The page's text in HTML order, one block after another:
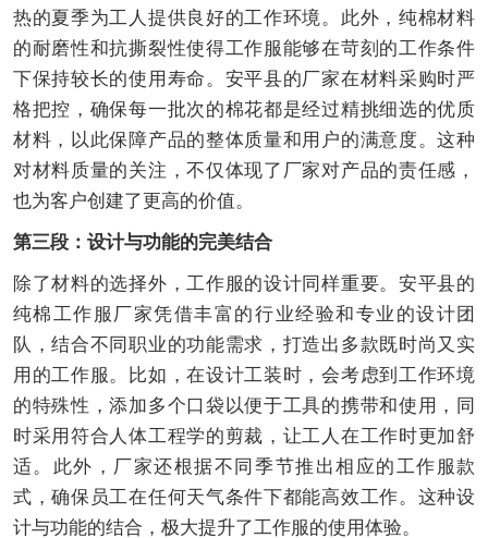
热的夏季为工人提供良好的工作环境。此外，纯棉材料
的耐磨性和抗撕裂性使得工作服能够在苛刻的工作条件
下保持较长的使用寿命。安平县的厂家在材料采购时严
格把控，确保每一批次的棉花都是经过精挑细选的优质
材料，以此保障产品的整体质量和用户的满意度。这种
对材料质量的关注，不仅体现了厂家对产品的责任感，
也为客户创建了更高的价值。
第三段：设计与功能的完美结合
除了材料的选择外，工作服的设计同样重要。安平县的
纯棉工作服厂家凭借丰富的行业经验和专业的设计团
队，结合不同职业的功能需求，打造出多款既时尚又实
用的工作服。比如，在设计工装时，会考虑到工作环境
的特殊性，添加多个口袋以便于工具的携带和使用，同
时采用符合人体工程学的剪裁，让工人在工作时更加舒
适。此外，厂家还根据不同季节推出相应的工作服款
式，确保员工在任何天气条件下都能高效工作。这种设
计与功能的结合，极大提升了工作服的使用体验。